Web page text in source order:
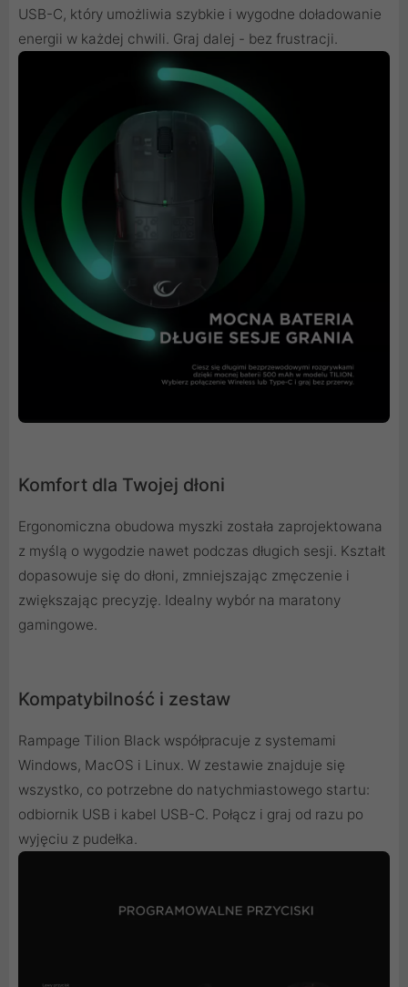
USB-C, który umożliwia szybkie i wygodne doładowanie
energii w każdej chwili. Graj dalej - bez frustracji.
Komfort dla Twojej dłoni
Ergonomiczna obudowa myszki została zaprojektowana
z myślą o wygodzie nawet podczas długich sesji. Kształt
dopasowuje się do dłoni, zmniejszając zmęczenie i
zwiększając precyzję. Idealny wybór na maratony
gamingowe.
Kompatybilność i zestaw
Rampage Tilion Black współpracuje z systemami
Windows, MacOS i Linux. W zestawie znajduje się
wszystko, co potrzebne do natychmiastowego startu:
odbiornik USB i kabel USB-C. Połącz i graj od razu po
wyjęciu z pudełka.